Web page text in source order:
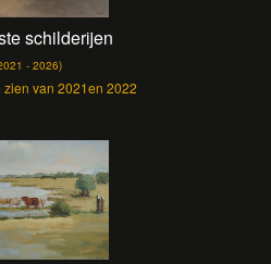
schilderijen
- 2026)
zien van 2021en 2022